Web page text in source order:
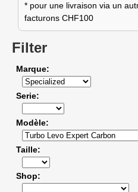
* pour une livraison via un
facturons CHF100
Filter
Marque
Serie
Modèle
Taille
Shop